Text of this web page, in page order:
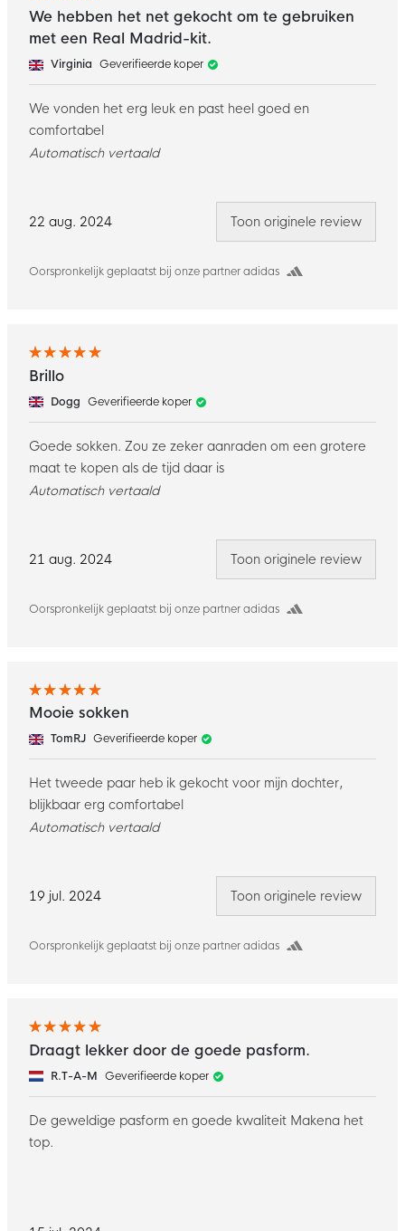
22 aug. 2024
Oorspronkelijk geplaatst bij onze partner adidas
We hebben het net gekocht om te gebruiken
met een Real Madrid-kit.
Virginia Geverifieerde koper
We vonden het erg leuk en past heel goed en
comfortabel
Automatisch vertaald
Toon originele review
21 aug. 2024
Oorspronkelijk geplaatst bij onze partner adidas
Brillo
Dogg Geverifieerde koper
Goede sokken. Zou ze zeker aanraden om een grotere
maat te kopen als de tijd daar is
Automatisch vertaald
Toon originele review
19 jul. 2024
Oorspronkelijk geplaatst bij onze partner adidas
Mooie sokken
TomRJ Geverifieerde koper
Het tweede paar heb ik gekocht voor mijn dochter,
blijkbaar erg comfortabel
Automatisch vertaald
Toon originele review
Draagt lekker door de goede pasform.
R.T-A-M Geverifieerde koper
De geweldige pasform en goede kwaliteit Makena het
top.